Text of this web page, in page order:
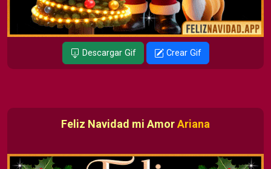
Descargar Gif Crear Gif
Feliz Navidad mi AmorAriana